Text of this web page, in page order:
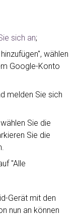
sich an;
wählen
Google-Konto
melden Sie sich
Sie die
Sie die
"Alle
Gerät mit den
nun an können